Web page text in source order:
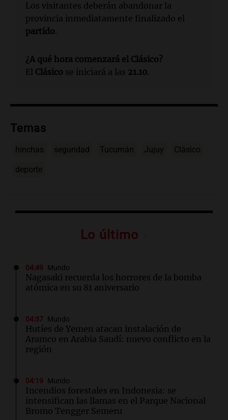
Los visitantes deberán abandonar la
provincia inmediatamente finalizado el
partido.
¿A qué hora comenzará el Clásico?
El Clásico se iniciará a las 21.10.
Temas
hinchas seguridad Tucumán Jujuy Clásico
deporte
Lo último
04:49 Mundo
Nagasaki recuerda los horrores de la bomba
atómica en su 81 aniversario
04:37 Mundo
Hutíes de Yemen atacan instalación de
Aramco en Arabia Saudí: nuevo conflicto en la
región
04:19 Mundo
Incendios forestales en Indonesia: se
intensifican las llamas en el Parque Nacional
Bromo Tengger Semeru